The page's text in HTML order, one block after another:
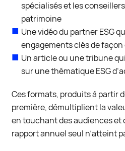
spécialisés et les
patrimoine
Une vidéo du partner ESG
engagements clés de
Un article ou une tribune
sur une thématique ESG
Ces formats, produits à partir
première, démultiplient la
en touchant des audiences et
rapport annuel seul n’atteint